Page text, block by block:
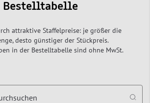
Bestelltabelle
attraktive Staffelpreise: je größer die
desto günstiger der Stückpreis.
in der Bestelltabelle sind ohne MwSt.